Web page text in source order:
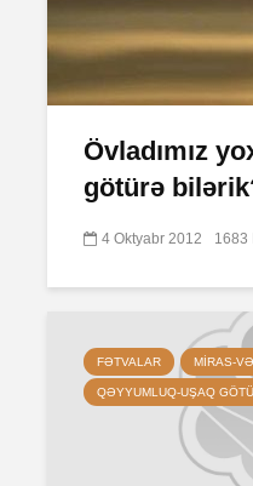
Övladımız
götürə
4 Oktyabr 2012 1683
FƏTVALAR MIRAS-
QƏYYUMLUQ-UŞAQ